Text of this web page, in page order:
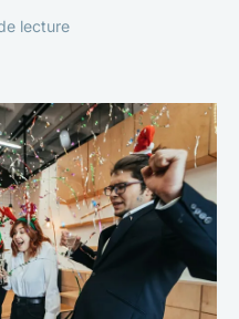
lecture